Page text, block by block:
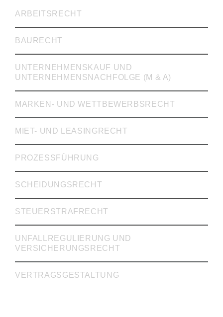
ARBEITSRECHT
BAURECHT
UNTERNEHMENSKAUF UND
UNTERNEHMENSNACHFOLGE (M & A)
MARKEN- UND WETTBEWERBSRECHT
MIET- UND LEASINGRECHT
PROZESSFÜHRUNG
SCHEIDUNGSRECHT
STEUERSTRAFRECHT
UNFALLREGULIERUNG UND
VERSICHERUNGSRECHT
VERTRAGSGESTALTUNG